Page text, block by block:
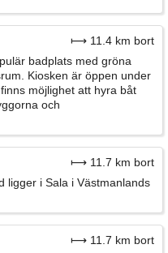
⟼ 11.4 km bort
badplats med gröna
Kiosken är öppen under
möjlighet att hyra båt
och
⟼ 11.7 km bort
ligger i Sala i Västmanlands
⟼ 11.7 km bort